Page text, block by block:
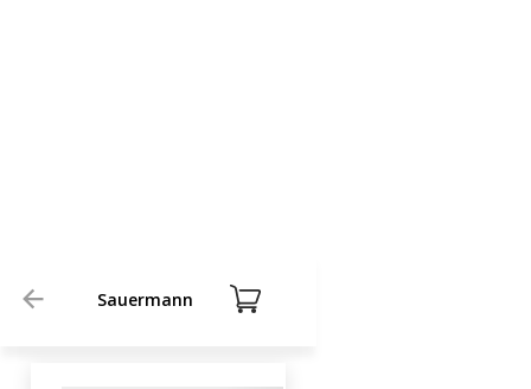
Sauermann